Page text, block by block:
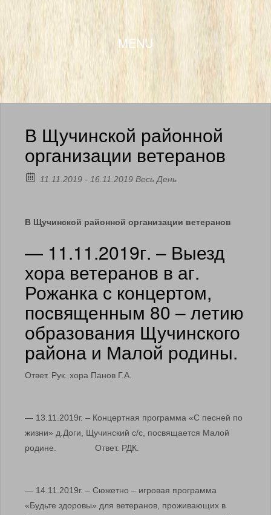
MENU
SKIP TO CONTENT
В Щучинской районной
организации ветеранов
11.11.2019 - 16.11.2019 Весь День
В Щучинской районной организации ветеранов
— 11.11.2019г. – Выезд
хора ветеранов в аг.
Рожанка с концертом,
посвященным 80 – летию
образования Щучинского
района и Малой родины.
Ответ. Рук. хора Панов Г.А.
— 13.11.2019г. – Концертная программа «С песней по
жизни» д.Доги, Щучинский с/с, посвящается Малой
родине. Ответ. РДК.
— 14.11.2019г. – Сюжетно – игровая программа
«Будьте здоровы» для ветеранов, проживающих в